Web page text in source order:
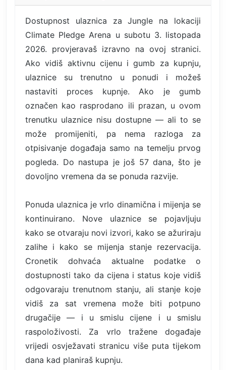
Dostupnost ulaznica za Jungle na lokaciji
Climate Pledge Arena u subotu 3. listopada
2026. provjeravaš izravno na ovoj stranici.
Ako vidiš aktivnu cijenu i gumb za kupnju,
ulaznice su trenutno u ponudi i možeš
nastaviti proces kupnje. Ako je gumb
označen kao rasprodano ili prazan, u ovom
trenutku ulaznice nisu dostupne — ali to se
može promijeniti, pa nema razloga za
otpisivanje događaja samo na temelju prvog
pogleda. Do nastupa je još 57 dana, što je
dovoljno vremena da se ponuda razvije.
Ponuda ulaznica je vrlo dinamična i mijenja se
kontinuirano. Nove ulaznice se pojavljuju
kako se otvaraju novi izvori, kako se ažuriraju
zalihe i kako se mijenja stanje rezervacija.
Cronetik dohvaća aktualne podatke o
dostupnosti tako da cijena i status koje vidiš
odgovaraju trenutnom stanju, ali stanje koje
vidiš za sat vremena može biti potpuno
drugačije — i u smislu cijene i u smislu
raspoloživosti. Za vrlo tražene događaje
vrijedi osvježavati stranicu više puta tijekom
dana kad planiraš kupnju.